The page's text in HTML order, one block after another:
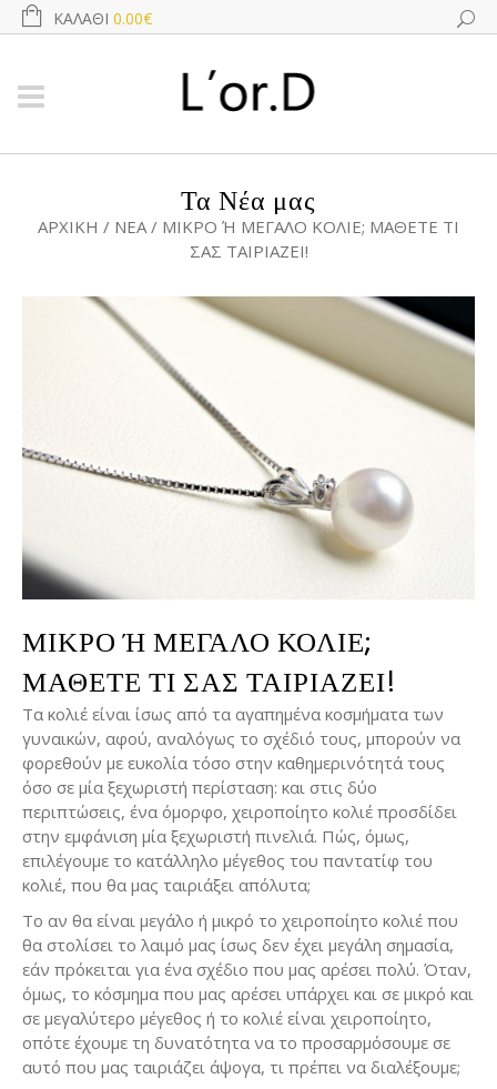
ΚΑΛΆΘΙ 0.00€
Τα Νέα μας
ΑΡΧΙΚΉ / ΝΕΑ / ΜΙΚΡΌ Ή ΜΕΓΆΛΟ ΚΟΛΙΈ; ΜΆΘΕΤΕ ΤΙ Σ
ΑΣ ΤΑΙΡΙΆΖΕΙ!
ΜΙΚΡΌ Ή ΜΕΓΆΛΟ ΚΟΛΙΈ; Μ
ΆΘΕΤΕ ΤΙ ΣΑΣ ΤΑΙΡΙΆΖΕΙ!
Τα κολιέ είναι ίσως από τα αγαπημένα κοσμήματα των
γυναικών, αφού, αναλόγως το σχέδιό τους, μπορούν να
φορεθούν με ευκολία τόσο στην καθημερινότητά τους
όσο σε μία ξεχωριστή περίσταση: και στις δύο
περιπτώσεις, ένα όμορφο, χειροποίητο κολιέ προσδίδει
στην εμφάνιση μία ξεχωριστή πινελιά. Πώς, όμως,
επιλέγουμε το κατάλληλο μέγεθος του παντατίφ του
κολιέ, που θα μας ταιριάξει απόλυτα;
Το αν θα είναι μεγάλο ή μικρό το χειροποίητο κολιέ που
θα στολίσει το λαιμό μας ίσως δεν έχει μεγάλη σημασία,
εάν πρόκειται για ένα σχέδιο που μας αρέσει πολύ. Όταν,
όμως, το κόσμημα που μας αρέσει υπάρχει και σε μικρό και
σε μεγαλύτερο μέγεθος ή το κολιέ είναι χειροποίητο,
οπότε έχουμε τη δυνατότητα να το προσαρμόσουμε σε
αυτό που μας ταιριάζει άψογα, τι πρέπει να διαλέξουμε;